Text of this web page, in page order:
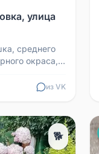
улица
среднего
окраса,
из VK
🐕